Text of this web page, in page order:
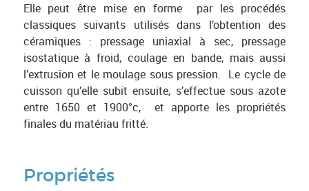
Elle peut être mise en forme par les procédés
classiques suivants utilisés dans l’obtention des
céramiques : pressage uniaxial à sec, pressage
isostatique à froid, coulage en bande, mais aussi
l’extrusion et le moulage sous pression. Le cycle de
cuisson qu’elle subit ensuite, s’effectue sous azote
entre 1650 et 1900°c, et apporte les propriétés
finales du matériau fritté.
Propriétés